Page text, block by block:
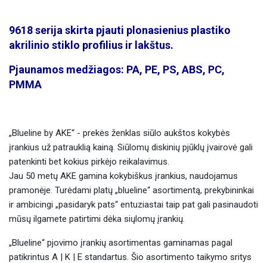
9618 serija skirta pjauti plonasienius plastiko
akrilinio stiklo profilius ir lakštus.
Pjaunamos medžiagos: PA, PE, PS, ABS, PC,
PMMA
„Blueline by AKE“ - prekės ženklas siūlo aukštos kokybės
įrankius už patrauklią kainą. Siūlomų diskinių pjūklų įvairovė gali
patenkinti bet kokius pirkėjo reikalavimus.
Jau 50 metų AKE gamina kokybiškus įrankius, naudojamus
pramonėje. Turėdami platų „blueline“ asortimentą, prekybininkai
ir ambicingi „pasidaryk pats“ entuziastai taip pat gali pasinaudoti
mūsų ilgamete patirtimi dėka siųlomų įrankių.
„Blueline“ pjovimo įrankių asortimentas gaminamas pagal
patikrintus A | K | E standartus. Šio asortimento taikymo sritys